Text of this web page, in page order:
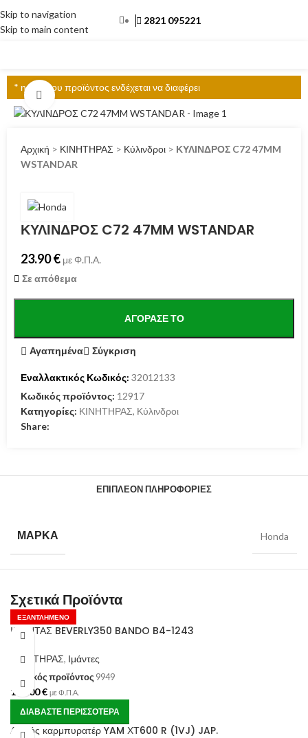
Skip to navigation
Skip to main content
2821 095221
* η τιμή του προϊόντος ενδέχεται να διαφέρει
Click to enlarge
Αρχική > ΚΙΝΗΤΗΡΑΣ > Κύλινδροι > ΚΥΛΙΝΔΡΟΣ C72 47MM
WSTANDAR
ΚΥΛΙΝΔΡΟΣ C72 47MM WSTANDAR
23.90€ με Φ.Π.Α.
Σε απόθεμα
ΑΓΌΡΑΣΕ ΤΟ
Αγαπημένα Σύγκριση
Εναλλακτικός Κωδικός: 32012133
Κωδικός προϊόντος: 12917
Κατηγορίες: ΚΙΝΗΤΗΡΑΣ, Κύλινδροι
Share:
ΕΠΙΠΛΈΟΝ ΠΛΗΡΟΦΟΡΊΕΣ
ΜΆΡΚΑ Honda
Σχετικά Προϊόντα
ΕΞΑΝΤΛΗΜΈΝΟ
ΙΜΑΝΤΑΣ BEVERLY350 BANDO B4-1243
ΚΙΝΗΤΗΡΑΣ, Ιμάντες
Κωδικός προϊόντος 9949
100.00€ με Φ.Π.Α.
ΔΙΑΒΆΣΤΕ ΠΕΡΙΣΣΌΤΕΡΑ
Λαιμός καρμπυρατέρ YAM ΧΤ600 R (1VJ) JAP.